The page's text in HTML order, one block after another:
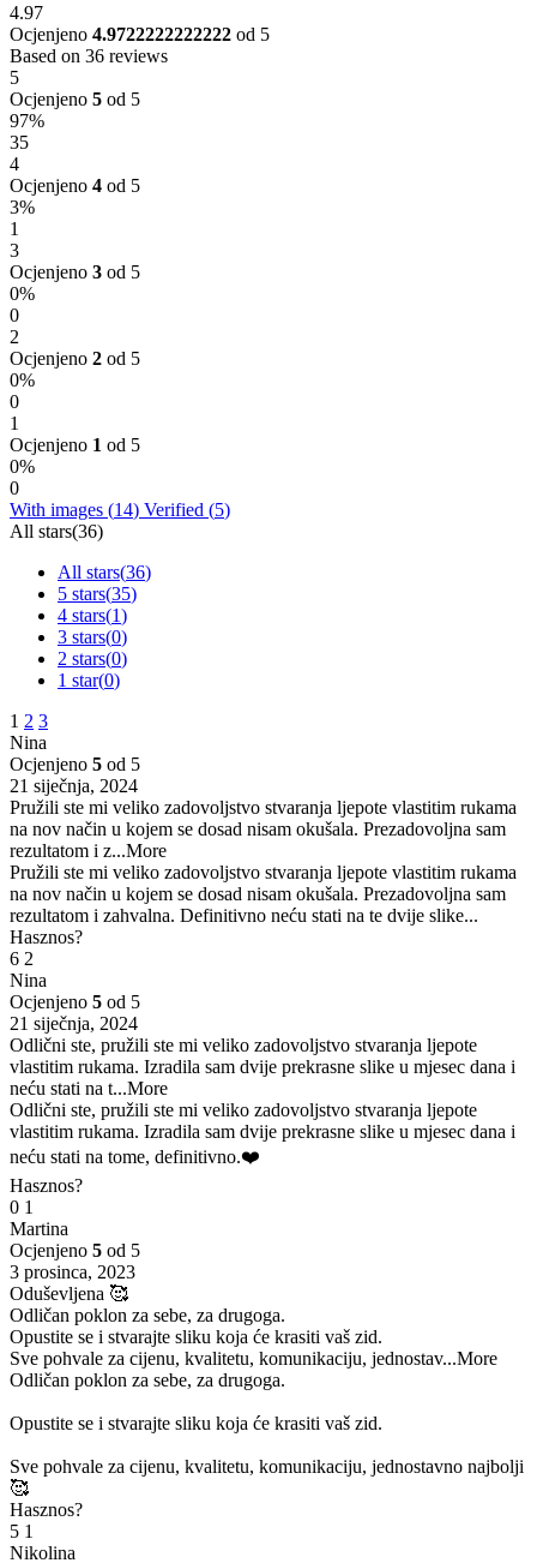
4.97
Ocjenjeno 4.9722222222222 od 5
Based on 36 reviews
5
Ocjenjeno 5 od 5
97%
35
4
Ocjenjeno 4 od 5
3%
1
3
Ocjenjeno 3 od 5
0%
0
2
Ocjenjeno 2 od 5
0%
0
1
Ocjenjeno 1 od 5
0%
0
With images (14) Verified (5)
All stars(36)
All stars(36)
5 stars(35)
4 stars(1)
3 stars(0)
2 stars(0)
1 star(0)
1 2 3
Nina
Ocjenjeno 5 od 5
21 siječnja, 2024
Pružili ste mi veliko zadovoljstvo stvaranja ljepote vlastitim rukama
na nov način u kojem se dosad nisam okušala. Prezadovoljna sam
rezultatom i z...More
Pružili ste mi veliko zadovoljstvo stvaranja ljepote vlastitim rukama
na nov način u kojem se dosad nisam okušala. Prezadovoljna sam
rezultatom i zahvalna. Definitivno neću stati na te dvije slike...
Hasznos?
6 2
Nina
Ocjenjeno 5 od 5
21 siječnja, 2024
Odlični ste, pružili ste mi veliko zadovoljstvo stvaranja ljepote
vlastitim rukama. Izradila sam dvije prekrasne slike u mjesec dana i
neću stati na t...More
Odlični ste, pružili ste mi veliko zadovoljstvo stvaranja ljepote
vlastitim rukama. Izradila sam dvije prekrasne slike u mjesec dana i
neću stati na tome, definitivno.❤️
Hasznos?
0 1
Martina
Ocjenjeno 5 od 5
3 prosinca, 2023
Oduševljena 🥰
Odličan poklon za sebe, za drugoga.
Opustite se i stvarajte sliku koja će krasiti vaš zid.
Sve pohvale za cijenu, kvalitetu, komunikaciju, jednostav...More
Odličan poklon za sebe, za drugoga.
Opustite se i stvarajte sliku koja će krasiti vaš zid.
Sve pohvale za cijenu, kvalitetu, komunikaciju, jednostavno najbolji
🥰
Hasznos?
5 1
Nikolina